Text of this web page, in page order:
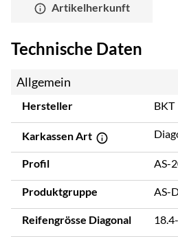
Artikelherkunft
Technische Daten
Allgemein
Hersteller BKT
Karkassen Art
Profil AS-
Produktgruppe AS-
Reifengrösse Diagonal